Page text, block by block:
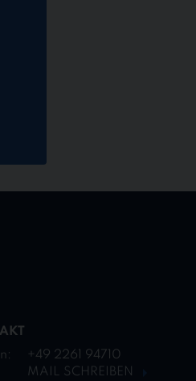
+49 2261 94710
MAIL SCHREIBEN